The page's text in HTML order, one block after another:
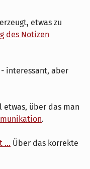
etwas zu
des Notizen
- interessant, aber
etwas, über das man
.
... Über das korrekte